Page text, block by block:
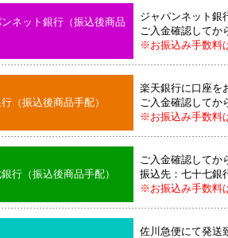
ネット銀行（振込後商品
ジャパンネット銀
ご入金確認してか
※お振込み手数料
（振込後商品手配）
楽天銀行に口座を
ご入金確認してか
※お振込み手数料
行（振込後商品手配）
ご入金確認してか
振込先：七十七銀
※お振込み手数料
佐川急便にて発送